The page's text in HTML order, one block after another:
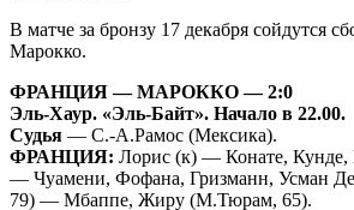
В матче за бронзу 17 декабря сойдутся
Марокко.
ФРАНЦИЯ — МАРОККО — 2:0
Эль-Хаур. «Эль-Байт». Начало в 22.00.
Судья — С.-А.Рамос (Мексика).
ФРАНЦИЯ: Лорис (к) — Конате, Кунде,
— Чуамени, Фофана, Гризманн, Усман
79) — Мбаппе, Жиру (М.Тюрам, 65).